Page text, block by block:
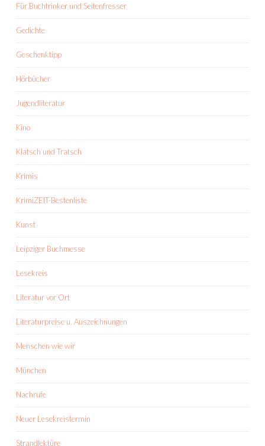
Für Buchtrinker und Seitenfresser
Gedichte
Geschenktipp
Hörbücher
Jugendliteratur
Kino
Klatsch und Tratsch
Krimis
KrimiZEIT-Bestenliste
Kunst
Leipziger Buchmesse
Lesekreis
Literatur vor Ort
Literaturpreise u. Auszeichnungen
Menschen wie wir
München
Nachrufe
Neuer Lesekreistermin
Strandlektüre